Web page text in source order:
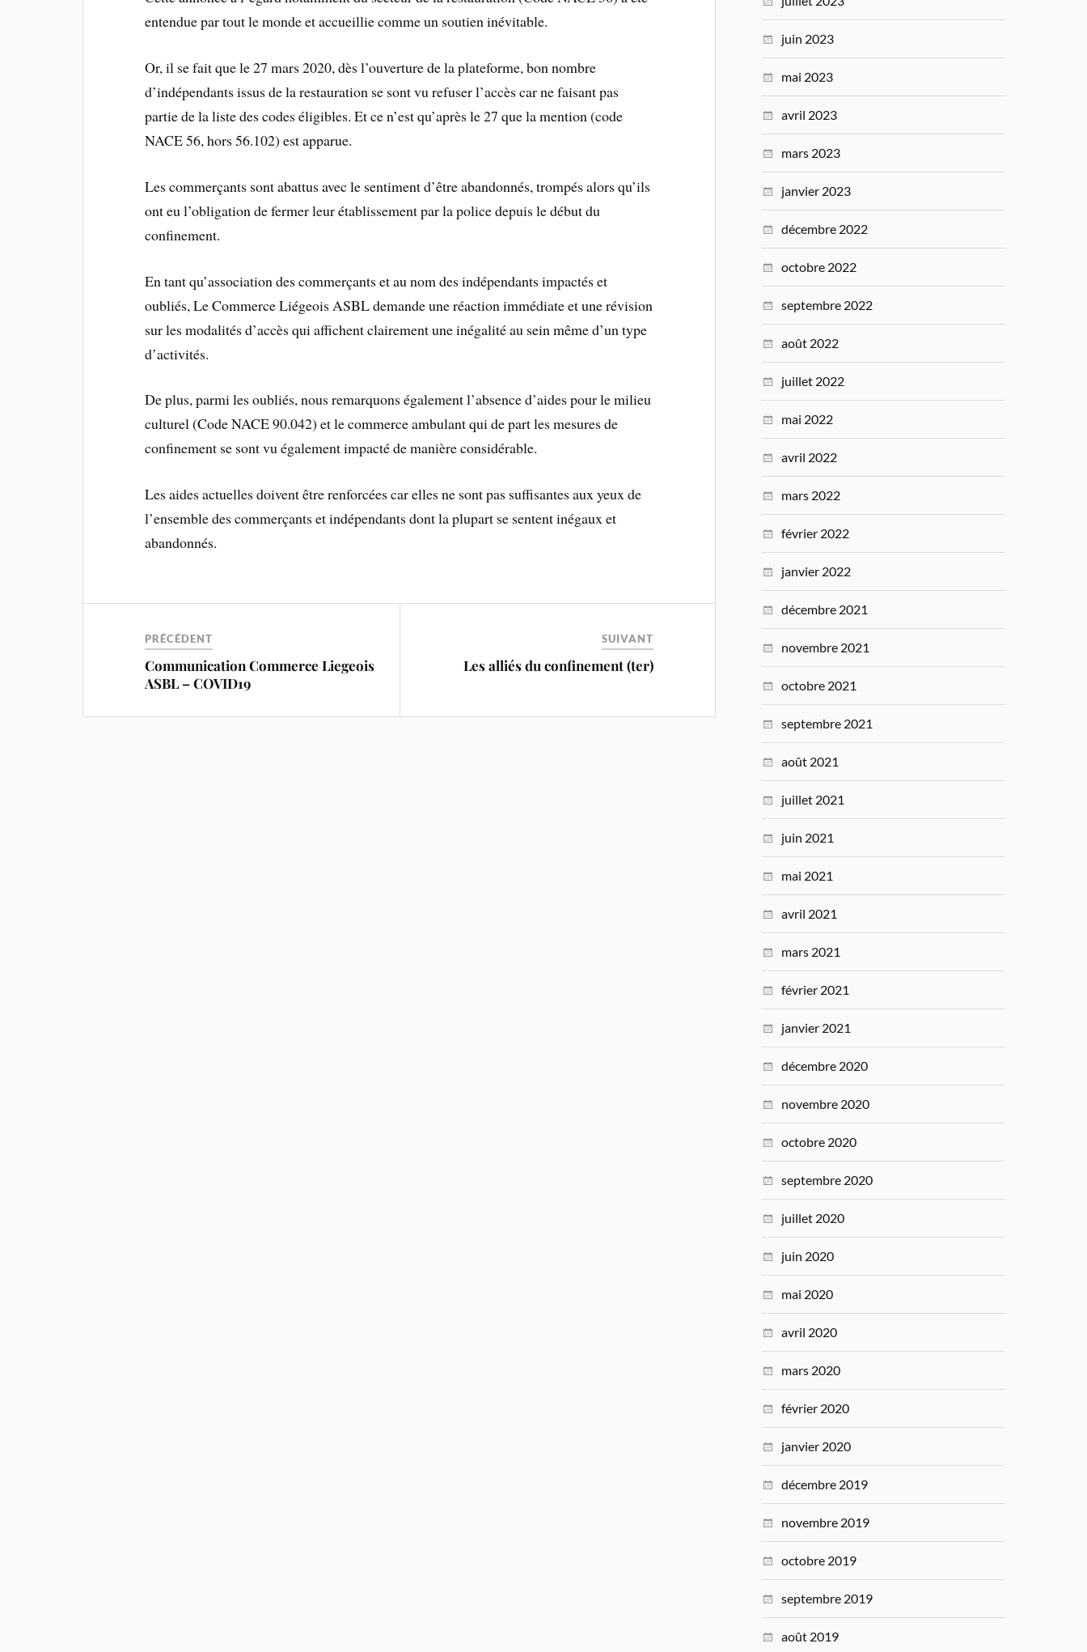
entendue par tout le monde et accueillie comme un soutien inévitable.
Or, il se fait que le 27 mars 2020, dès l’ouverture de la plateforme, bon nombre
d’indépendants issus de la restauration se sont vu refuser l’accès car ne faisant pas
partie de la liste des codes éligibles. Et ce n’est qu’après le 27 que la mention (code
NACE 56, hors 56.102) est apparue.
Les commerçants sont abattus avec le sentiment d’être abandonnés, trompés alors qu’ils
ont eu l’obligation de fermer leur établissement par la police depuis le début du
confinement.
En tant qu’association des commerçants et au nom des indépendants impactés et
oubliés, Le Commerce Liégeois ASBL demande une réaction immédiate et une révision
sur les modalités d’accès qui affichent clairement une inégalité au sein même d’un type
d’activités.
De plus, parmi les oubliés, nous remarquons également l’absence d’aides pour le milieu
culturel (Code NACE 90.042) et le commerce ambulant qui de part les mesures de
confinement se sont vu également impacté de manière considérable.
Les aides actuelles doivent être renforcées car elles ne sont pas suffisantes aux yeux de
l’ensemble des commerçants et indépendants dont la plupart se sentent inégaux et
abandonnés.
PRÉCÉDENT
Communication Commerce Liegeois
ASBL – COVID19
SUIVANT
Les alliés du confinement (ter)
juin 2023
mai 2023
avril 2023
mars 2023
janvier 2023
décembre 2022
octobre 2022
septembre 2022
août 2022
juillet 2022
mai 2022
avril 2022
mars 2022
février 2022
janvier 2022
décembre 2021
novembre 2021
octobre 2021
septembre 2021
août 2021
juillet 2021
juin 2021
mai 2021
avril 2021
mars 2021
février 2021
janvier 2021
décembre 2020
novembre 2020
octobre 2020
septembre 2020
juillet 2020
juin 2020
mai 2020
avril 2020
mars 2020
février 2020
janvier 2020
décembre 2019
novembre 2019
octobre 2019
septembre 2019
août 2019